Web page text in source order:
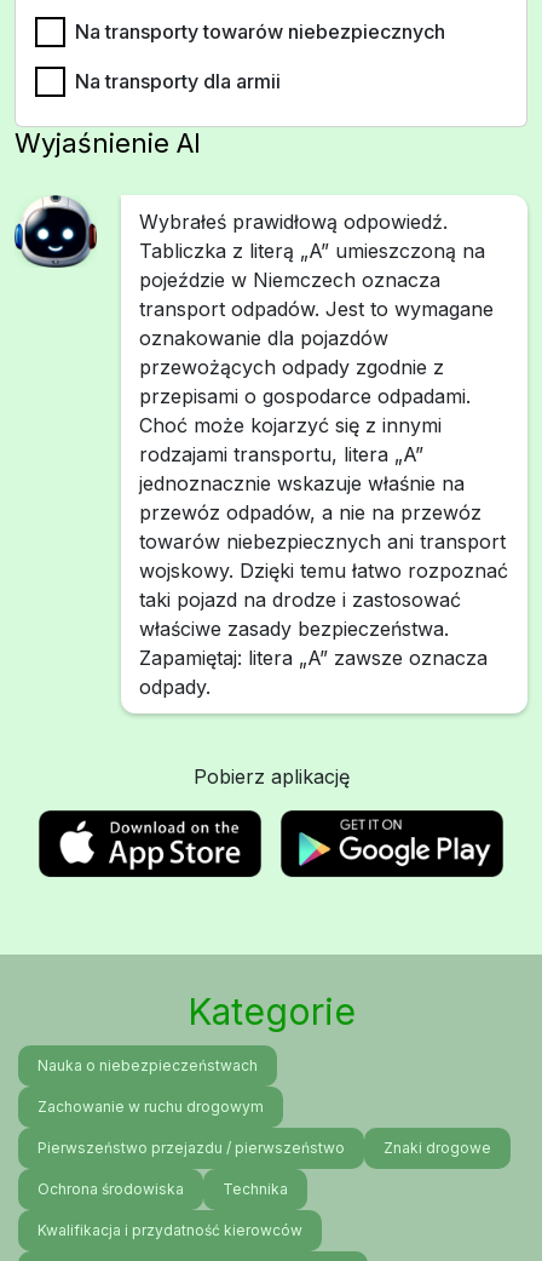
Na transporty towarów niebezpiecznych
Na transporty dla armii
Wyjaśnienie AI
Wybrałeś prawidłową odpowiedź.
Tabliczka z literą „A” umieszczoną na
pojeździe w Niemczech oznacza
transport odpadów. Jest to wymagane
oznakowanie dla pojazdów
przewożących odpady zgodnie z
przepisami o gospodarce odpadami.
Choć może kojarzyć się z innymi
rodzajami transportu, litera „A”
jednoznacznie wskazuje właśnie na
przewóz odpadów, a nie na przewóz
towarów niebezpiecznych ani transport
wojskowy. Dzięki temu łatwo rozpoznać
taki pojazd na drodze i zastosować
właściwe zasady bezpieczeństwa.
Zapamiętaj: litera „A” zawsze oznacza
odpady.
Pobierz aplikację
Kategorie
Nauka o niebezpieczeństwach
Zachowanie w ruchu drogowym
Pierwszeństwo przejazdu / pierwszeństwo Znaki drogowe
Ochrona środowiska Technika
Kwalifikacja i przydatność kierowców